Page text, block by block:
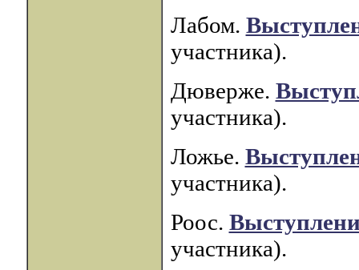
Лабом.
участника).
Дюверже.
участника).
Ложье.
участника).
Роос.
участника).